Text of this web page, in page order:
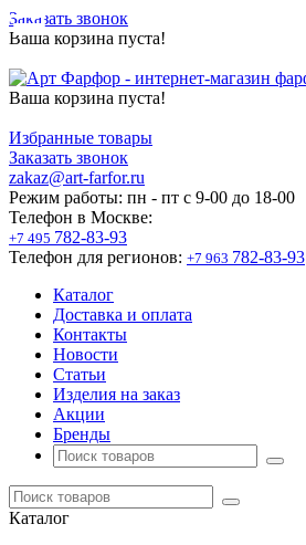
Заказать звонок
Ваша корзина пуста!
Ваша корзина пуста!
Избранные товары
Заказать звонок
zakaz@art-farfor.ru
Режим работы: пн - пт c 9-00 до 18-00
Телефон в Москве:
+7 495 782-83-93
Телефон для регионов: +7 963 782-83-93
Каталог
Доставка и оплата
Контакты
Новости
Статьи
Изделия на заказ
Акции
Бренды
Каталог